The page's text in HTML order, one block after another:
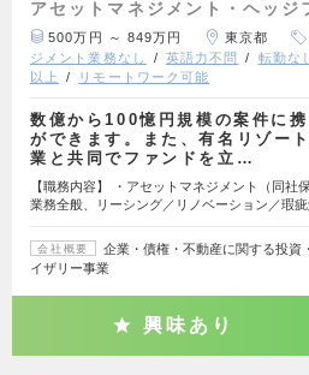
アセットマネジメント・ヘッジ
500万円 ～ 849万円 東京都
ジメント業務なし
英語力不問 転勤な
以上
リモートワーク可能
数億から100憶円規模の案件に携
ができます。また、有名リゾー
業と共同でファンドを立…
【職務内容】 ・アセットマネジメント（同社
業務全般、リーシング／リノベーション／瑕
会社概要
企業・債権・不動産に関する投資
イザリー事業
興味あり